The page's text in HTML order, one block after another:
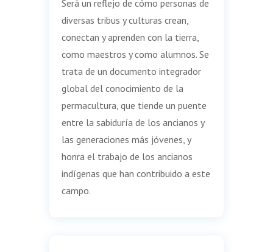
Será un reflejo de cómo personas de
diversas tribus y culturas crean,
conectan y aprenden con la tierra,
como maestros y como alumnos. Se
trata de un documento integrador
global del conocimiento de la
permacultura, que tiende un puente
entre la sabiduría de los ancianos y
las generaciones más jóvenes, y
honra el trabajo de los ancianos
indígenas que han contribuido a este
campo.